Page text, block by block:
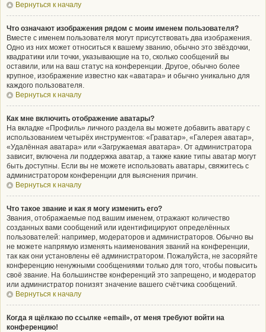
Вернуться к началу
Что означают изображения рядом с моим именем пользователя?
Вместе с именем пользователя могут присутствовать два изображения.
Одно из них может относиться к вашему званию, обычно это звёздочки,
квадратики или точки, указывающие на то, сколько сообщений вы
оставили, или на ваш статус на конференции. Другое, обычно более
крупное, изображение известно как «аватара» и обычно уникально для
каждого пользователя.
Вернуться к началу
Как мне включить отображение аватары?
На вкладке «Профиль» личного раздела вы можете добавить аватару с
использованием четырёх инструментов: «Граватар», «Галерея аватар»,
«Удалённая аватара» или «Загружаемая аватара». От администратора
зависит, включена ли поддержка аватар, а также какие типы аватар могут
быть доступны. Если вы не можете использовать аватары, свяжитесь с
администратором конференции для выяснения причин.
Вернуться к началу
Что такое звание и как я могу изменить его?
Звания, отображаемые под вашим именем, отражают количество
созданных вами сообщений или идентифицируют определённых
пользователей: например, модераторов и администраторов. Обычно вы
не можете напрямую изменять наименования званий на конференции,
так как они установлены её администратором. Пожалуйста, не засоряйте
конференцию ненужными сообщениями только для того, чтобы повысить
своё звание. На большинстве конференций это запрещено, и модератор
или администратор понизят значение вашего счётчика сообщений.
Вернуться к началу
Когда я щёлкаю по ссылке «email», от меня требуют войти на
конференцию!